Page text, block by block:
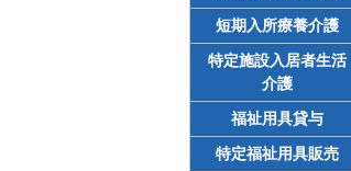
短期入所療養介護
特定施設入居者生活
介護
福祉用具貸与
特定福祉用具販売